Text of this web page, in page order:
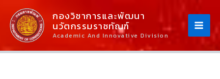
Content
Content
กองวิชาการและพัฒนา
นวัตกรรมราชทัณฑ์
Academic And Innovative Division
For: